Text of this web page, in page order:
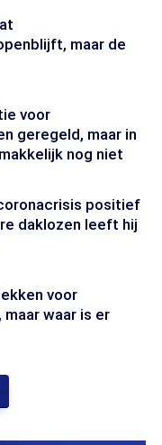
maar de
voor
geregeld, maar in
nog niet
positief
daklozen leeft hij
voor
waar is er